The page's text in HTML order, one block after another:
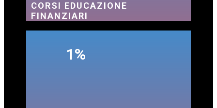
CORSI EDUCAZIONE
FINANZIARI
1%